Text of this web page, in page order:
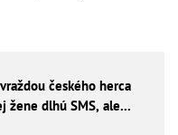
českého herca
žene dlhú SMS, ale...